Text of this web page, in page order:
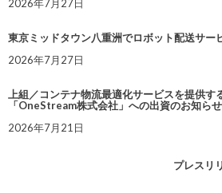
2026年7月27日
東京ミッドタウン八重洲でロボット配送サー
2026年7月27日
上組／コンテナ物流最適化サービスを提供す
「OneStream株式会社」への出資のお知らせ
2026年7月21日
プレスリ